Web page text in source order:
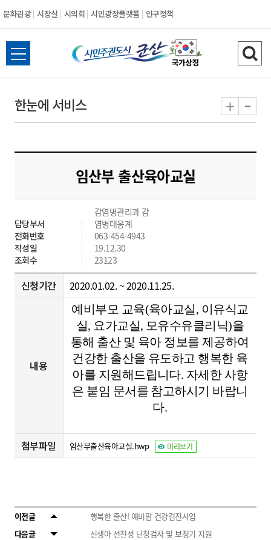
문화관광 시장실 시의회 시민광장플랫폼 인구정책
시
민
도
시
군
산
전
체
뉴
열
검
색
기
한눈에 서비스 + -
임산부 출산육아교실
담당부서
감염병관리과 감
염병대응계
전화번호
063-454-4943
작성일
19.12.30
조회수
23123
신청기간 2020.01.02. ~ 2020.11.25.
내용
예비부모 교육(육아교실, 이유식교
실, 요가교실, 모유수유클리닉)을
통해 출산 및 육아 정보를 제공하여
건강한 출산을 유도하고 행복한 육
아를 지원해드립니다. 자세한 사항
은 붙임 문서를 참고하시기 바랍니
다.
첨부파일 임산부출산육아교실.hwp 미리보기
이전글
행복한 출산! 예비맘 건강검진사업
다음글
신생아 선천성 난청검사 및 보청기 지원